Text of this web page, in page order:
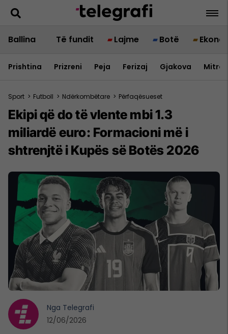
Ballina Të fundit Lajme Botë
Prishtina Prizreni Peja Ferizaj Gjakova
Sport > Futboll > Ndërkombëtare > Përfaqësueset
Ekipi që do të vlente mbi 1.3
miliardë euro: Formacioni më i
shtrenjtë i Kupës së Botës 2026
Nga Telegrafi
12/06/2026